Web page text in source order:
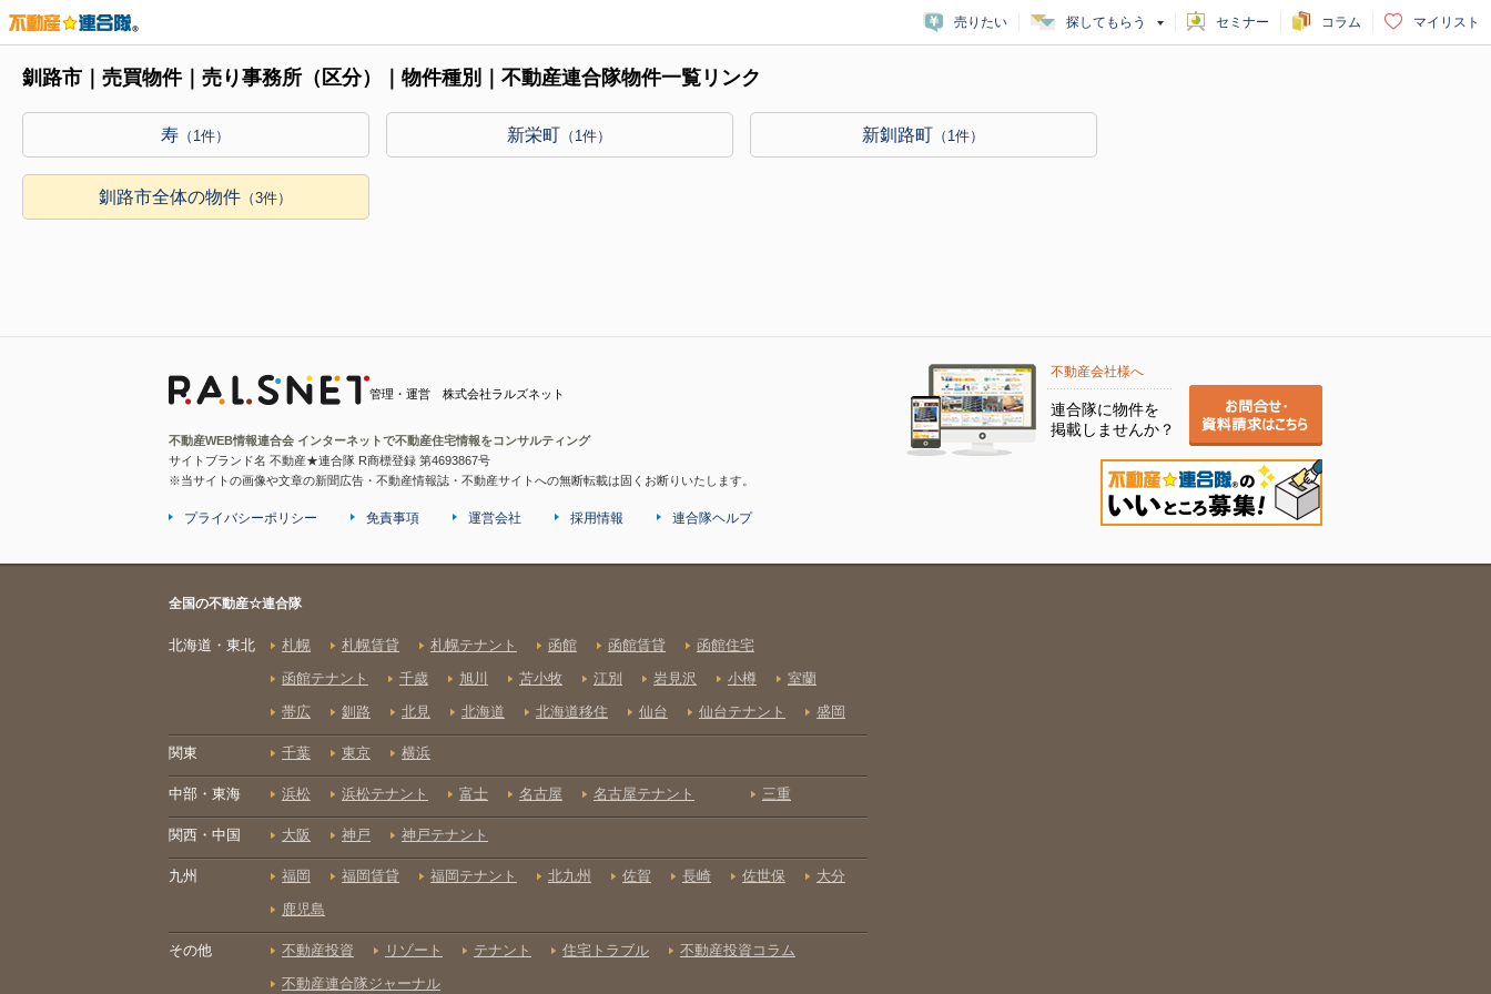
売りたい 探してもらう セミナー コラム マイリスト
釧路市｜売買物件｜売り事務所（区分）｜物件種別｜不動産連合隊物件一覧リンク
寿 （1件） 新栄町 （1件） 新釧路町 （1件）
釧路市全体の物件 （3件）
管理・運営 株式会社ラルズネット
不動産WEB情報連合会 インターネットで不動産住宅情報をコンサルティング
サイトブランド名 不動産★連合隊 R商標登録 第4693867号
※当サイトの画像や文章の新聞広告・不動産情報誌・不動産サイトへの無断転載は固くお断りいたします。
不動産会社様へ
連合隊に物件を
掲載しませんか？
プライバシーポリシー 免責事項 運営会社 採用情報 連合隊ヘルプ